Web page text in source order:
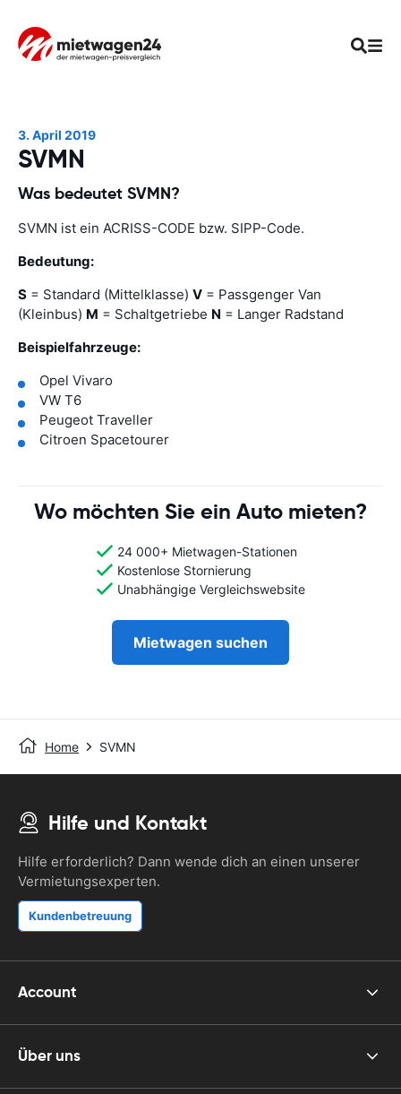
3. April 2019
SVMN
Was bedeutet SVMN?
SVMN ist ein ACRISS-CODE bzw. SIPP-Code.
Bedeutung:
S = Standard (Mittelklasse) V = Passgenger Van
(Kleinbus) M = Schaltgetriebe N = Langer Radstand
Beispielfahrzeuge:
Opel Vivaro
VW T6
Peugeot Traveller
Citroen Spacetourer
Wo möchten Sie ein Auto mieten?
24 000+ Mietwagen-Stationen
Kostenlose Stornierung
Unabhängige Vergleichswebsite
Mietwagen suchen
Home SVMN
Hilfe und Kontakt
Hilfe erforderlich? Dann wende dich an einen unserer
Vermietungsexperten.
Kundenbetreuung
Account
Über uns